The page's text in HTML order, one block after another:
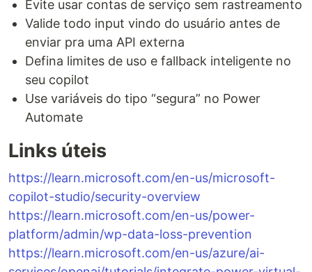
Evite usar contas de serviço sem rastreamento
Valide todo input vindo do usuário antes de
enviar pra uma API externa
Defina limites de uso e fallback inteligente no
seu copilot
Use variáveis do tipo “segura” no Power
Automate
Links úteis
https://learn.microsoft.com/en-us/microsoft-
copilot-studio/security-overview
https://learn.microsoft.com/en-us/power-
platform/admin/wp-data-loss-prevention
https://learn.microsoft.com/en-us/azure/ai-